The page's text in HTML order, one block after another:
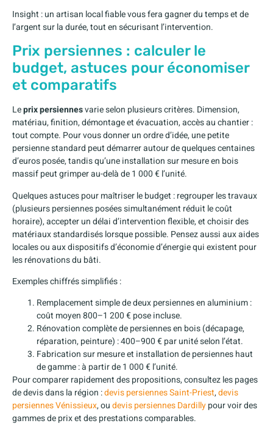
Insight : un artisan local fiable vous fera gagner du temps et de
l’argent sur la durée, tout en sécurisant l’intervention.
Prix persiennes : calculer le
budget, astuces pour économiser
et comparatifs
Leprix persiennesvarie selon plusieurs critères. Dimension,
matériau, finition, démontage et évacuation, accès au chantier :
tout compte. Pour vous donner un ordre d’idée, une petite
persienne standard peut démarrer autour de quelques centaines
d’euros posée, tandis qu’une installation sur mesure en bois
massif peut grimper au-delà de 1 000 € l’unité.
Quelques astuces pour maîtriser le budget : regrouper les travaux
(plusieurs persiennes posées simultanément réduit le coût
horaire), accepter un délai d’intervention flexible, et choisir des
matériaux standardisés lorsque possible. Pensez aussi aux aides
locales ou aux dispositifs d’économie d’énergie qui existent pour
les rénovations du bâti.
Exemples chiffrés simplifiés :
Remplacement simple de deux persiennes en aluminium :
coût moyen 800–1 200 € pose incluse.
Rénovation complète de persiennes en bois (décapage,
réparation, peinture) : 400–900 € par unité selon l’état.
Fabrication sur mesure et installation de persiennes haut
de gamme : à partir de 1 000 € l’unité.
Pour comparer rapidement des propositions, consultez les pages
de devis dans la région :devis persiennes Saint-Priest,devis
persiennes Vénissieux, oudevis persiennes Dardillypour voir des
gammes de prix et des prestations comparables.